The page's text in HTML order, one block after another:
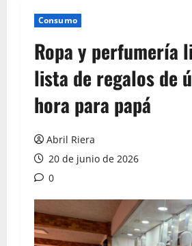
Consumo
Ropa y perfumería
lista de regalos de
hora para papá
Abril Riera
20 de junio de 2026
0